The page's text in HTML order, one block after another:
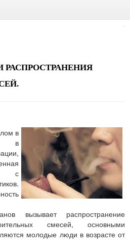
в
и в
с
вызывает распространение
смесей, основными
молодые люди в возрасте от